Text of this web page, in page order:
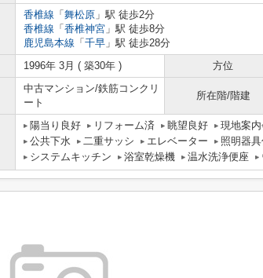
香椎線 「 舞松原 」駅 徒歩2分
香椎線 「 香椎神宮 」駅 徒歩8分
鹿児島本線 「 千早 」駅 徒歩28分
1996年 3月 ( 築30年 ) 方位
中古マンション/鉄筋コンクリ
ート
所在階/階建
陽当り良好 リフォーム済 眺望良好 現地案内
公共下水
二重サッシ エレベーター 照明器具
システムキッチン
浴室乾燥機 温水洗浄便座